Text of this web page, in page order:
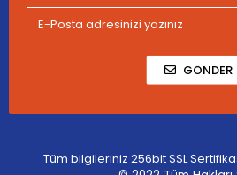
GÖNDER
Tüm bilgileriniz 256bit SSL